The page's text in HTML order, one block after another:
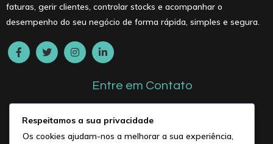
faturas, gerir clientes, controlar stocks e acompanhar o
desempenho do seu negócio de forma rápida, simples e segura.
Entre em Contato
gestwin@afrigit.com
Respeitamos a sua privacidade
Os cookies ajudam-nos a melhorar a sua experiência,